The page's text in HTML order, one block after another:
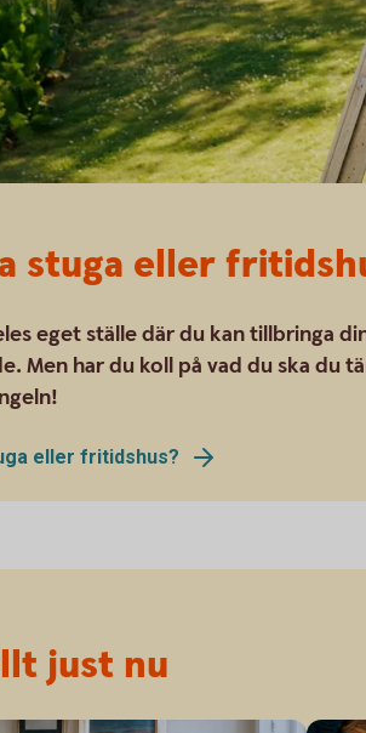
stuga eller
eget ställe där du kan tillbringa
Men har du koll på vad du ska du
eller fritidshus?
just nu